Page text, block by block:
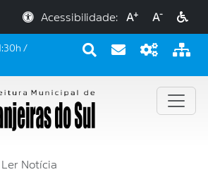
Acessibilidade: A+ A-
/
Ler Notícia